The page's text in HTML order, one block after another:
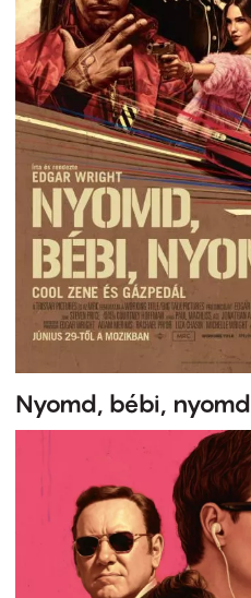
Nyomd, bébi, nyomd